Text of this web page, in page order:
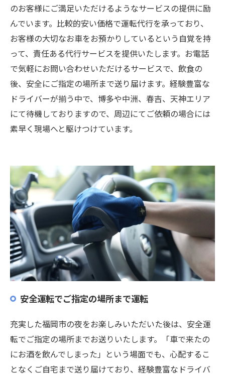
のお客様にご満足いただけるようなサービスの提供に励
んでいます。比較的安い価格で運転代行を承っており、
お客様の大切なお車をお預かりしているという自覚を持
って、責任ある代行サービスを提供いたします。お電話
で気軽にお問い合わせいただけるサービスで、飲食の
後、安全にご指定の場所まで送り届けます。経験豊富な
ドライバーが揃う中で、博多や中洲、春吉、天神エリア
にて待機しておりますので、周辺にてご依頼の場合には
素早く現場へと駆けつけています。
安全運転でご指定の場所まで運転
充実した福岡市の夜をお楽しみいただいた後は、安全運
転でご指定の場所までお送りいたします。「車で来たの
にお酒を飲んでしまった」という場面でも、心配するこ
となくご自宅まで送り届けており、経験豊富なドライバ